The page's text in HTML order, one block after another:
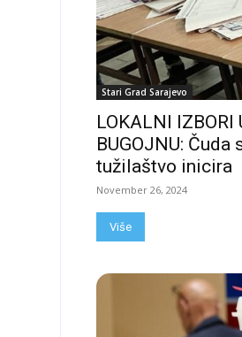
Stari Grad Sarajevo
LOKALNI IZBORI
BUGOJNU: Čuda
tužilaštvo inicira
November 26, 2024
Više